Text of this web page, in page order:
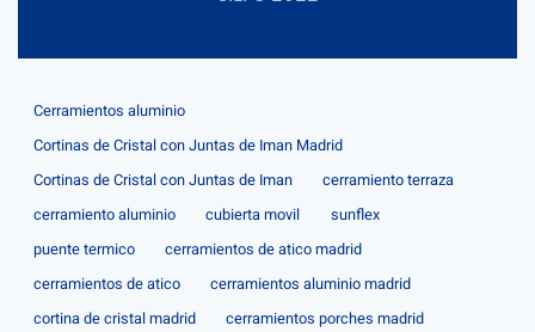
Cerramientos aluminio
Cortinas de Cristal con Juntas de Iman Madrid
Cortinas de Cristal con Juntas de Iman
cerramiento terraza
cerramiento aluminio
cubierta movil
sunflex
puente termico
cerramientos de atico madrid
cerramientos de atico
cerramientos aluminio madrid
cortina de cristal madrid
cerramientos porches madrid